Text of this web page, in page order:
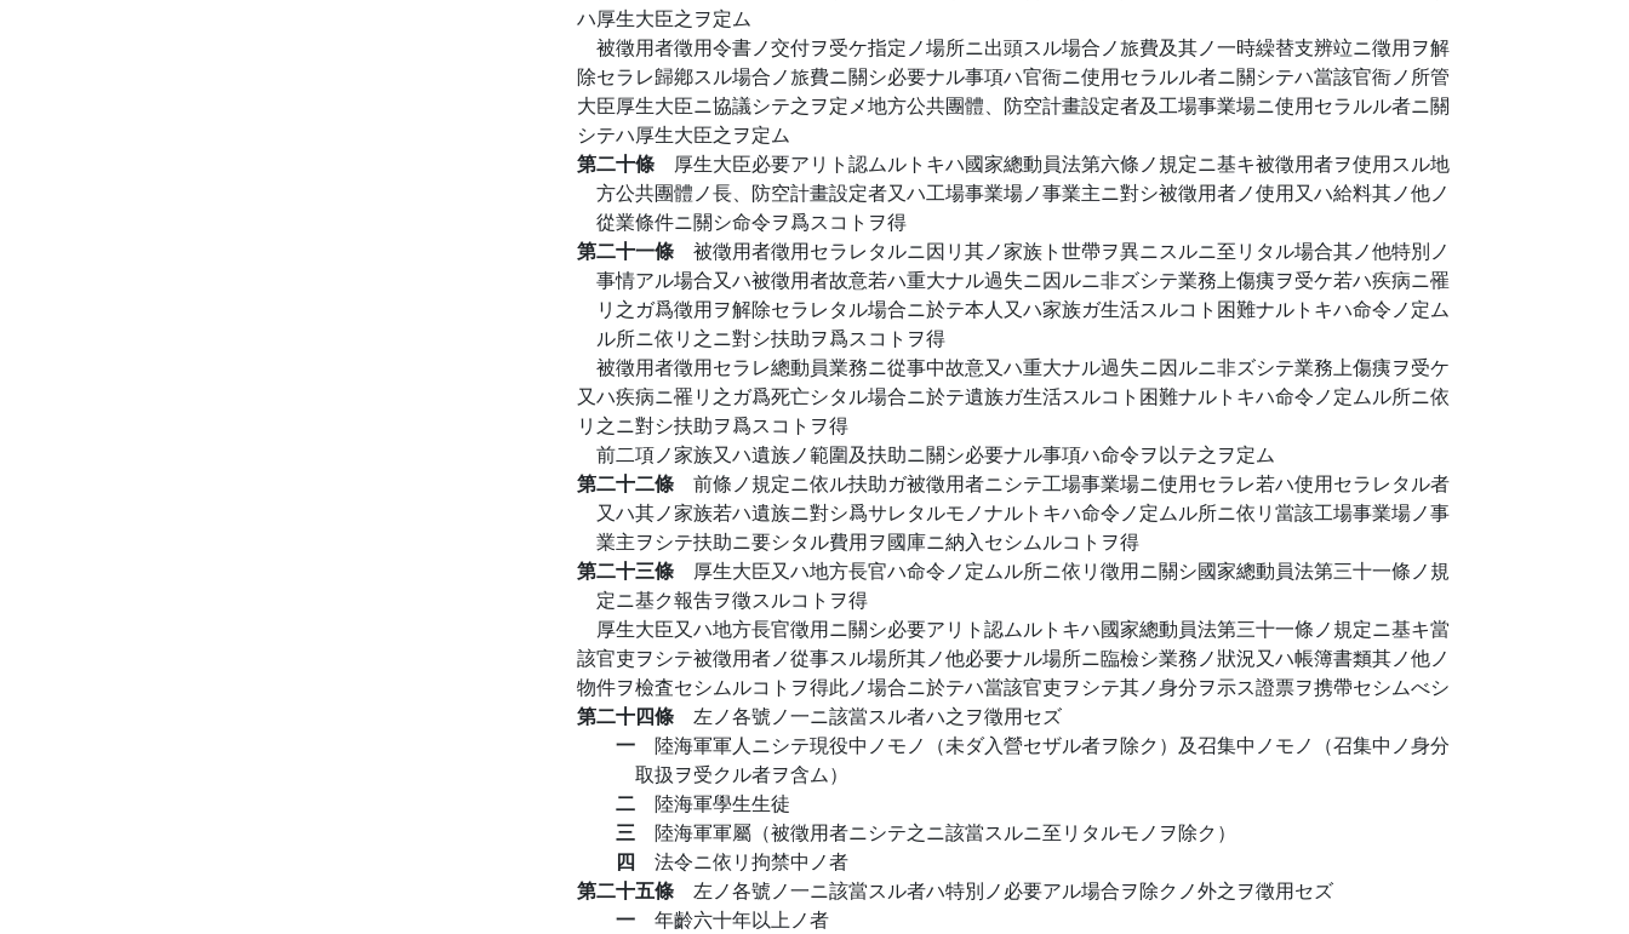
ハ厚生大臣之ヲ定ム
被徵用者徵用令書ノ交付ヲ受ケ指定ノ場所ニ出頭スル場合ノ旅費及其ノ一時繰替支辨竝ニ徵用ヲ解
除セラレ歸鄕スル場合ノ旅費ニ關シ必要ナル事項ハ官衙ニ使用セラルル者ニ關シテハ當該官衙ノ所管
大臣厚生大臣ニ協議シテ之ヲ定メ地方公共團體、防空計畫設定者及工場事業場ニ使用セラルル者ニ關
シテハ厚生大臣之ヲ定ム
第二十條 厚生大臣必要アリト認ムルトキハ國家總動員法第六條ノ規定ニ基キ被徵用者ヲ使用スル地
方公共團體ノ長、防空計畫設定者又ハ工場事業場ノ事業主ニ對シ被徵用者ノ使用又ハ給料其ノ他ノ
從業條件ニ關シ命令ヲ爲スコトヲ得
第二十一條 被徵用者徵用セラレタルニ因リ其ノ家族ト世帶ヲ異ニスルニ至リタル場合其ノ他特別ノ
事情アル場合又ハ被徵用者故意若ハ重大ナル過失ニ因ルニ非ズシテ業務上傷痍ヲ受ケ若ハ疾病ニ罹
リ之ガ爲徵用ヲ解除セラレタル場合ニ於テ本人又ハ家族ガ生活スルコト困難ナルトキハ命令ノ定ム
ル所ニ依リ之ニ對シ扶助ヲ爲スコトヲ得
被徵用者徵用セラレ總動員業務ニ從事中故意又ハ重大ナル過失ニ因ルニ非ズシテ業務上傷痍ヲ受ケ
又ハ疾病ニ罹リ之ガ爲死亡シタル場合ニ於テ遺族ガ生活スルコト困難ナルトキハ命令ノ定ムル所ニ依
リ之ニ對シ扶助ヲ爲スコトヲ得
前二項ノ家族又ハ遺族ノ範圍及扶助ニ關シ必要ナル事項ハ命令ヲ以テ之ヲ定ム
第二十二條 前條ノ規定ニ依ル扶助ガ被徵用者ニシテ工場事業場ニ使用セラレ若ハ使用セラレタル者
又ハ其ノ家族若ハ遺族ニ對シ爲サレタルモノナルトキハ命令ノ定ムル所ニ依リ當該工場事業場ノ事
業主ヲシテ扶助ニ要シタル費用ヲ國庫ニ納入セシムルコトヲ得
第二十三條 厚生大臣又ハ地方長官ハ命令ノ定ムル所ニ依リ徵用ニ關シ國家總動員法第三十一條ノ規
定ニ基ク報吿ヲ徵スルコトヲ得
厚生大臣又ハ地方長官徵用ニ關シ必要アリト認ムルトキハ國家總動員法第三十一條ノ規定ニ基キ當
該官吏ヲシテ被徵用者ノ從事スル場所其ノ他必要ナル場所ニ臨檢シ業務ノ狀況又ハ帳簿書類其ノ他ノ
物件ヲ檢査セシムルコトヲ得此ノ場合ニ於テハ當該官吏ヲシテ其ノ身分ヲ示ス證票ヲ携帶セシムべシ
第二十四條 左ノ各號ノ一ニ該當スル者ハ之ヲ徵用セズ
一 陸海軍軍人ニシテ現役中ノモノ（未ダ入營セザル者ヲ除ク）及召集中ノモノ（召集中ノ身分
取扱ヲ受クル者ヲ含ム）
二 陸海軍學生生徒
三 陸海軍軍屬（被徵用者ニシテ之ニ該當スルニ至リタルモノヲ除ク）
四 法令ニ依リ拘禁中ノ者
第二十五條 左ノ各號ノ一ニ該當スル者ハ特別ノ必要アル場合ヲ除クノ外之ヲ徵用セズ
一 年齡六十年以上ノ者